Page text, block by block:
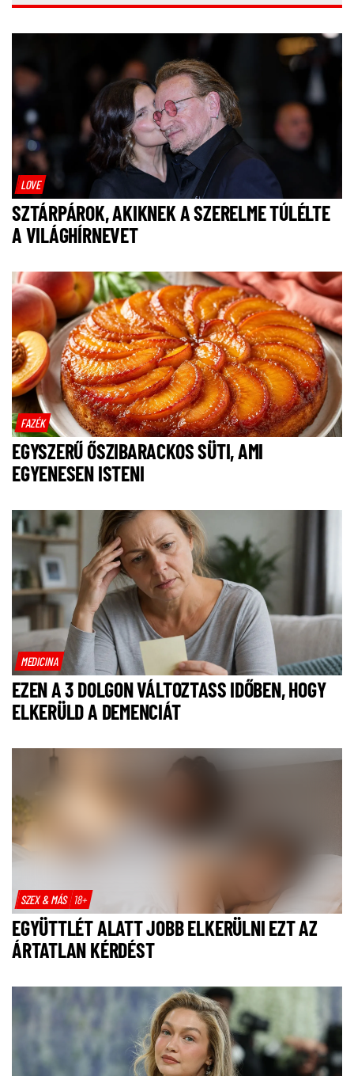
LOVE
SZTÁRPÁROK, AKIKNEK A SZERELME TÚLÉLTE
A VILÁGHÍRNEVET
FAZÉK
EGYSZERŰ ŐSZIBARACKOS SÜTI, AMI
EGYENESEN ISTENI
MEDICINA
EZEN A 3 DOLGON VÁLTOZTASS IDŐBEN, HOGY
ELKERÜLD A DEMENCIÁT
SZEX & MÁS 18+
EGYÜTTLÉT ALATT JOBB ELKERÜLNI EZT AZ
ÁRTATLAN KÉRDÉST